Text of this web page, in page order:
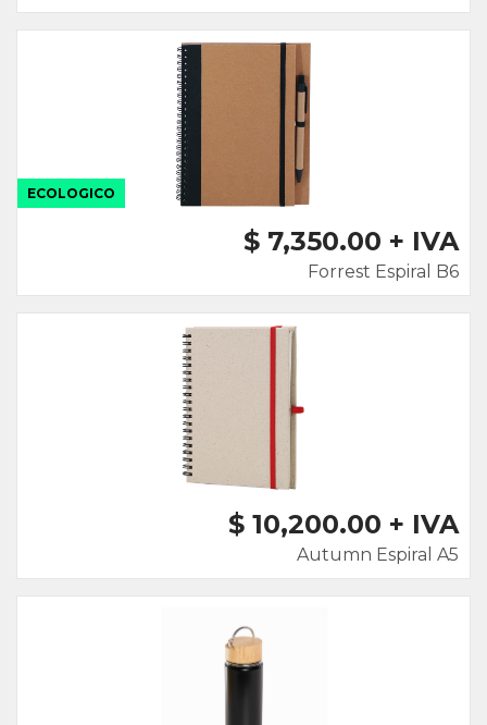
ECOLOGICO
$ 7,350.00 + IVA
Forrest Espiral B6
$ 10,200.00 + IVA
Autumn Espiral A5